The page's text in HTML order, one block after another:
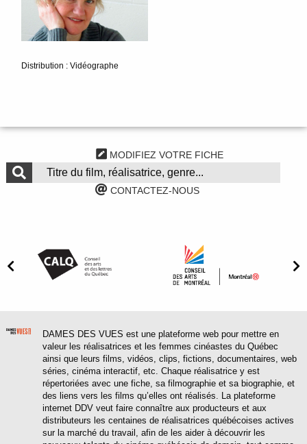
Distribution : Vidéographe
MODIFIEZ VOTRE FICHE
CONTACTEZ-NOUS
DAMES DES VUES est une plateforme web pour mettre en
valeur les réalisatrices et les femmes cinéastes du Québec
ainsi que leurs films, vidéos, clips, fictions, documentaires, web
séries, cinéma interactif, etc. Chaque réalisatrice y est
répertoriées avec une fiche, sa filmographie et sa biographie, et
des liens vers les films qu’elles ont réalisés. La plateforme
internet DDV veut faire connaître aux producteurs et aux
distributeurs les centaines de réalisatrices québécoises actives
sur la marché du travail, afin de les aider à découvrir les